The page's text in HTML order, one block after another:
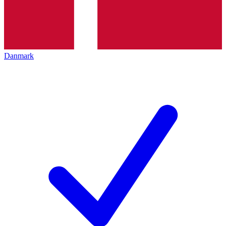
Danmark